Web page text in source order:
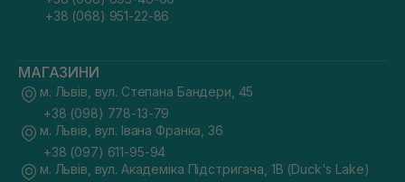
+38 (068) 951-22-86
МАГАЗИНИ
м. Львів, вул. Степана Бандери, 45
+38 (098) 778-13-79
м. Львів, вул. Івана Франка, 36
+38 (097) 611-95-94
м. Львів, вул. Академіка Підстригача, 1В (Duck's Lake)